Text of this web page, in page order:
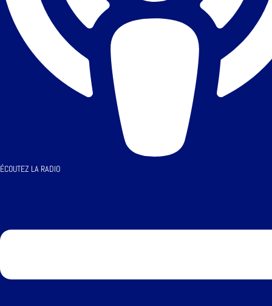
ÉCOUTEZ LA RADIO